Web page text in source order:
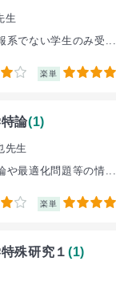
生
系でない学生のみ受...
楽単 4
論(1)
先生
や最適化問題等の情...
楽単 5
殊研究１ (1)